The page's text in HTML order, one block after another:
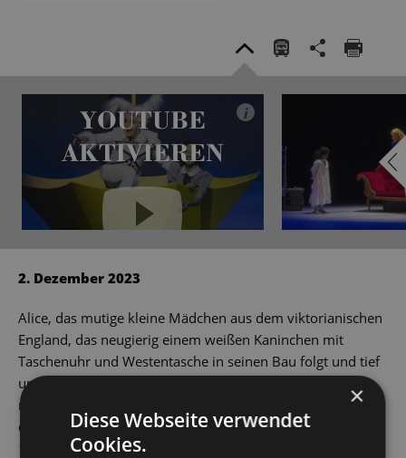
YOUTUBE
AKTIVIEREN
i
2. Dezember 2023
Alice, das mutige kleine Mädchen aus dem viktorianischen
England, das neugierig einem weißen Kaninchen mit
Taschenuhr und Westentasche in seinen Bau folgt und tief
unter die Erde gefallen mal winzig klein und mal
riesengroß allerlei paradoxe Abenteuer besteht, zählt zu
den meistgeliebten Kinderbuchheldinnen aller Zeiten. Seit
1865, als Lewis Carrolls Klassiker
×
Diese Webseite verwendet
Cookies.